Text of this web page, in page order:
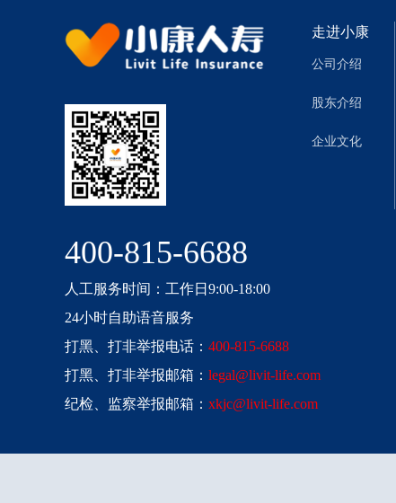
400-815-6688
人工服务时间：工作日9:00-18:00
24小时自助语音服务
打黑、打非举报电话： 400-815-6688
打黑、打非举报邮箱： legal@livit-life.com
纪检、监察举报邮箱： xkjc@livit-life.com
走进小康
公司介绍
股东介绍
企业文化